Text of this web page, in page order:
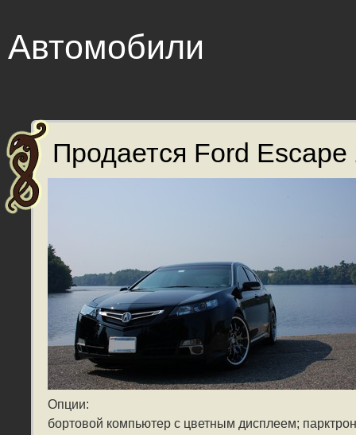
Автомобили
Продается Ford Escape
Опции:
бортовой компьютер с цветным дисплеем;